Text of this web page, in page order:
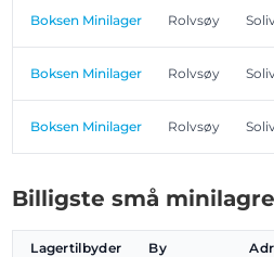
Boksen Minilager Rolvsøy
Boksen Minilager Rolvsøy
Boksen Minilager Rolvsøy
Billigste små minilagre
Lagertilbyder By